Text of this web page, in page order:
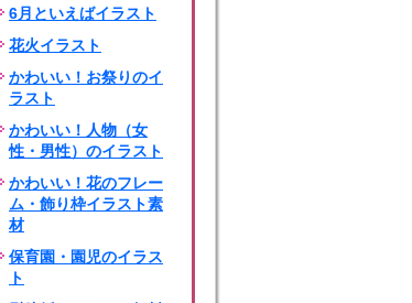
6月といえばイラスト
花火イラスト
かわいい！お祭りのイ
ラスト
かわいい！人物（女
性・男性）のイラスト
かわいい！花のフレー
ム・飾り枠イラスト素
材
保育園・園児のイラス
ト